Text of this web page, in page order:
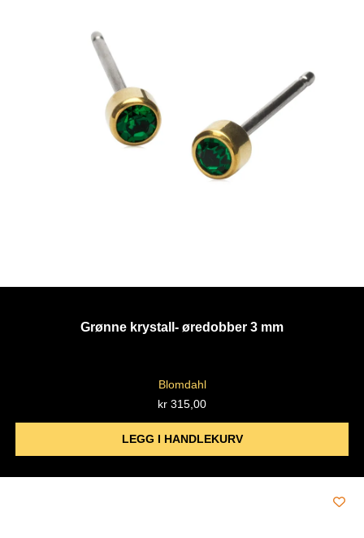
Grønne krystall- øredobber 3 mm
Blomdahl
kr 315,00
LEGG I HANDLEKURV